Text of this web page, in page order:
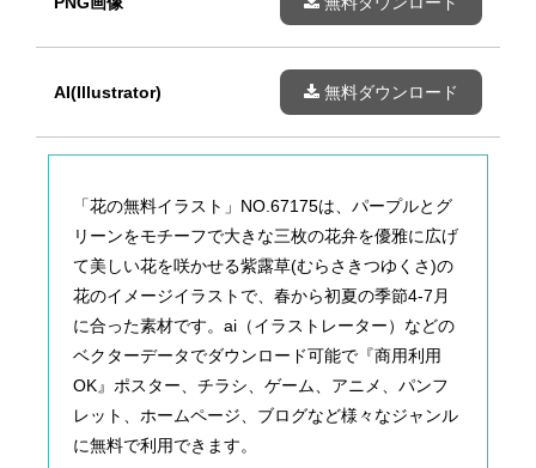
AI(Illustrator) 無料ダウンロード
「花の無料イラスト」NO.67175は、パープルとグ
リーンをモチーフで大きな三枚の花弁を優雅に広げ
て美しい花を咲かせる紫露草(むらさきつゆくさ)の
花のイメージイラストで、春から初夏の季節4-7月
に合った素材です。ai（イラストレーター）などの
ベクターデータでダウンロード可能で『商用利用
OK』ポスター、チラシ、ゲーム、アニメ、パンフ
レット、ホームページ、ブログなど様々なジャンル
に無料で利用できます。